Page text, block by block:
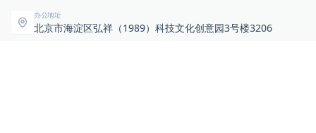
办公地址
北京市海淀区弘祥（1989）科技文化创意园3号楼3206